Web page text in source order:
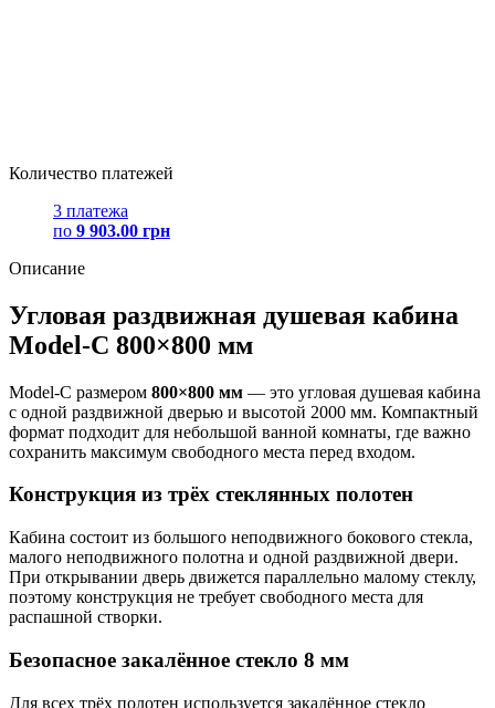
Количество платежей
3 платежа
по 9 903.00 грн
Описание
Угловая раздвижная душевая кабина
Model-C 800×800 мм
Model-C размером 800×800 мм — это угловая душевая кабина
с одной раздвижной дверью и высотой 2000 мм. Компактный
формат подходит для небольшой ванной комнаты, где важно
сохранить максимум свободного места перед входом.
Конструкция из трёх стеклянных полотен
Кабина состоит из большого неподвижного бокового стекла,
малого неподвижного полотна и одной раздвижной двери.
При открывании дверь движется параллельно малому стеклу,
поэтому конструкция не требует свободного места для
распашной створки.
Безопасное закалённое стекло 8 мм
Для всех трёх полотен используется закалённое стекло